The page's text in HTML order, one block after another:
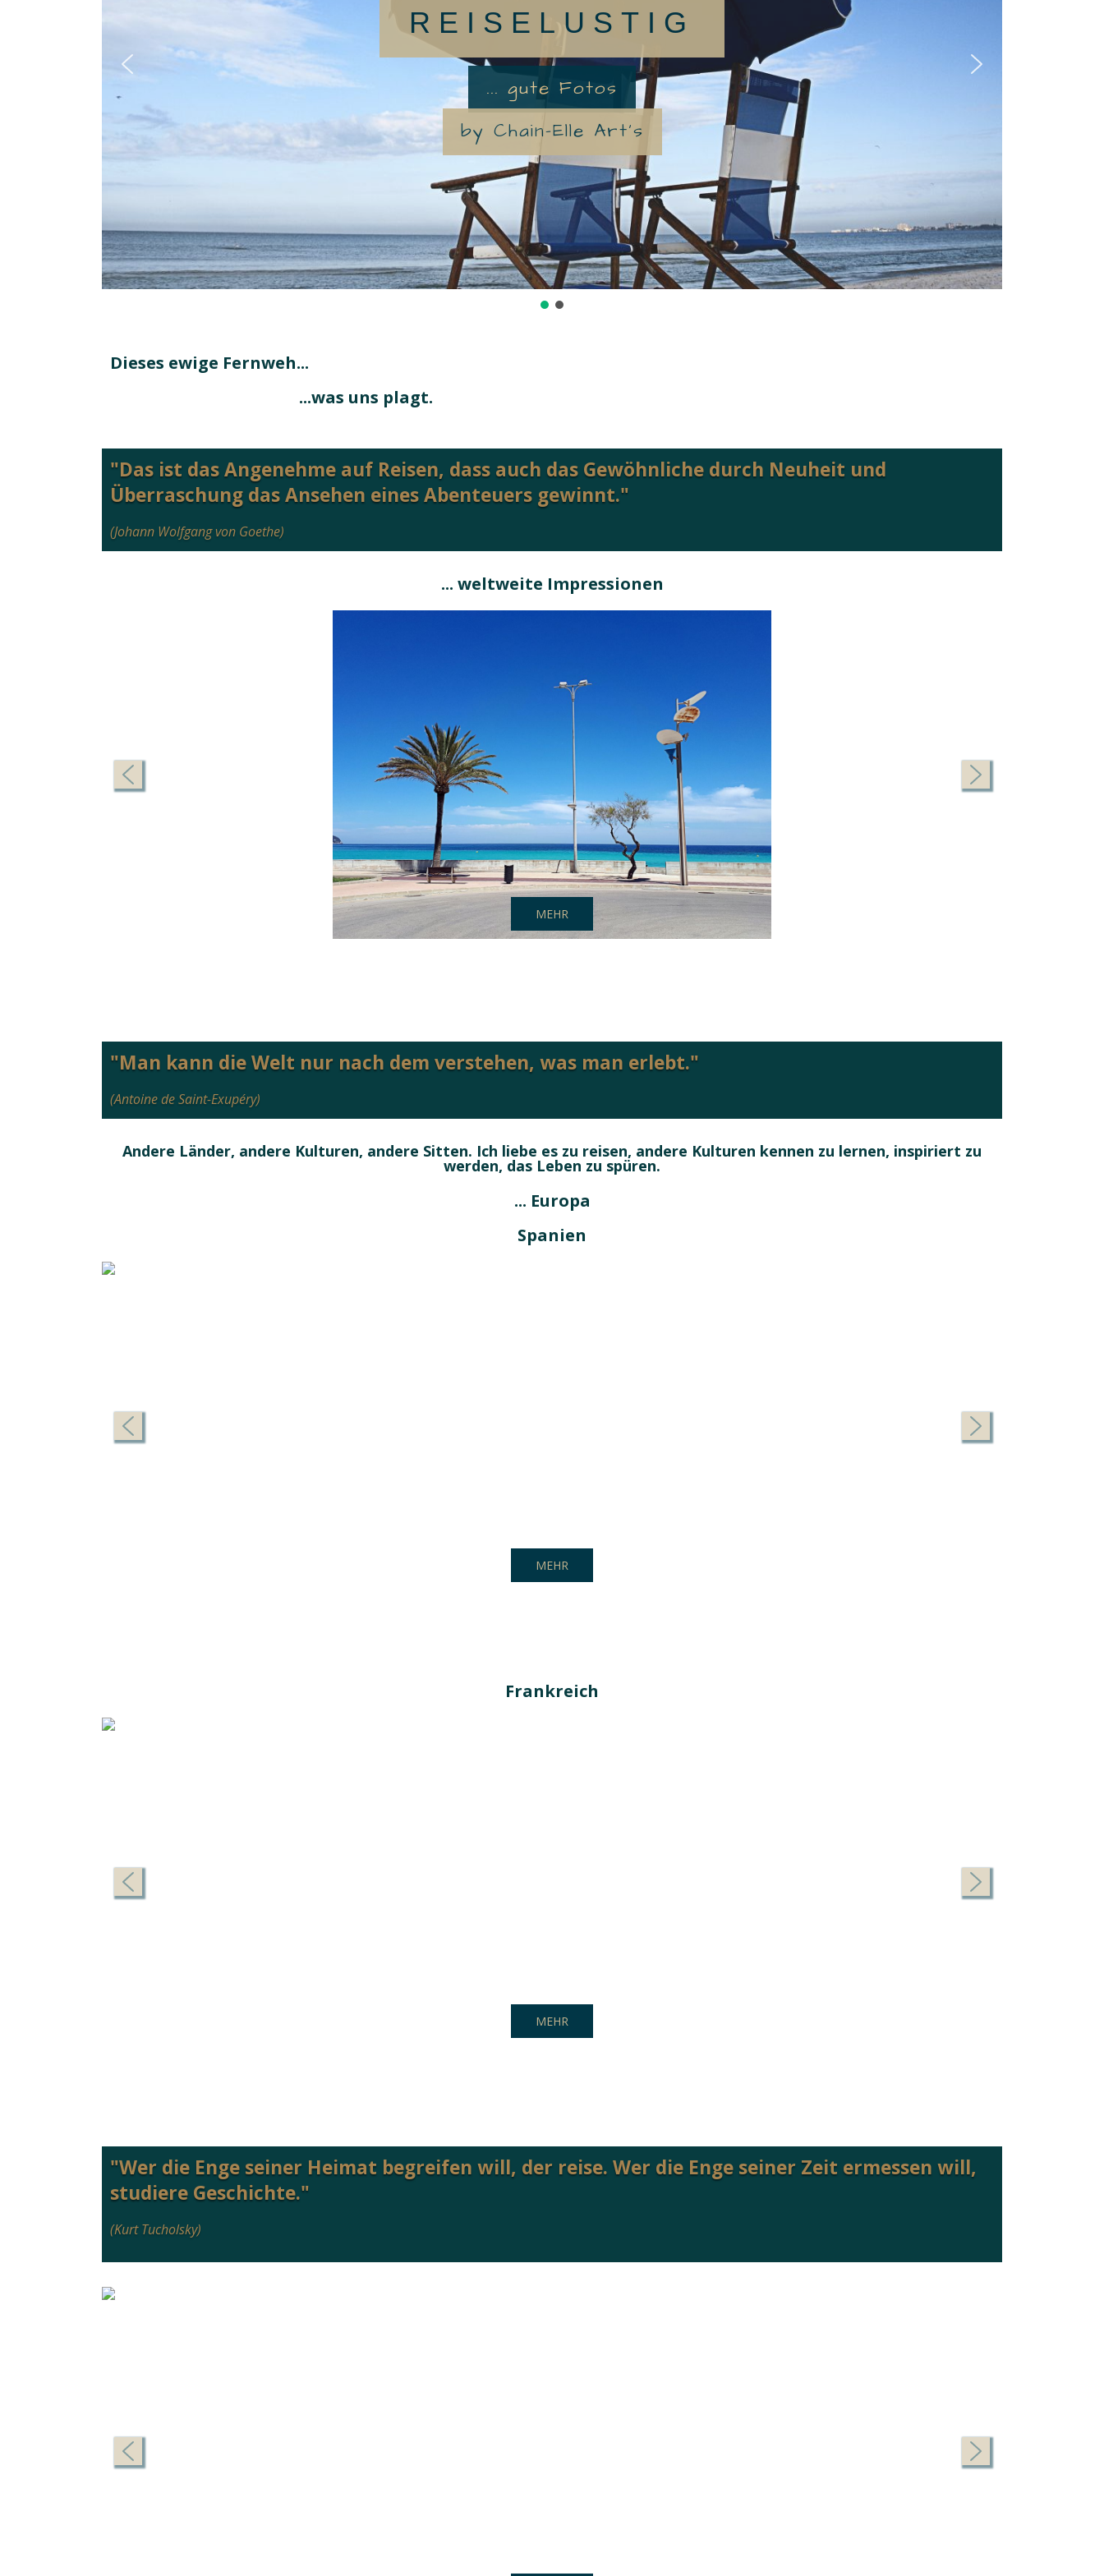
REISELUSTIG
... gute Fotos
by Chain-Elle Art's
Dieses ewige Fernweh...
...was uns plagt.
"Das ist das Angenehme auf Reisen, dass auch das Gewöhnliche durch Neuheit und
Überraschung das Ansehen eines Abenteuers gewinnt."
(Johann Wolfgang von Goethe)
... weltweite Impressionen
MEHR
"Man kann die Welt nur nach dem verstehen, was man erlebt."
(Antoine de Saint-Exupéry)
Andere Länder, andere Kulturen, andere Sitten. Ich liebe es zu reisen, andere Kulturen kennen zu lernen, inspiriert zu
werden, das Leben zu spüren.
... Europa
Spanien
MEHR
Frankreich
MEHR
"Wer die Enge seiner Heimat begreifen will, der reise. Wer die Enge seiner Zeit ermessen will,
studiere Geschichte."
(Kurt Tucholsky)